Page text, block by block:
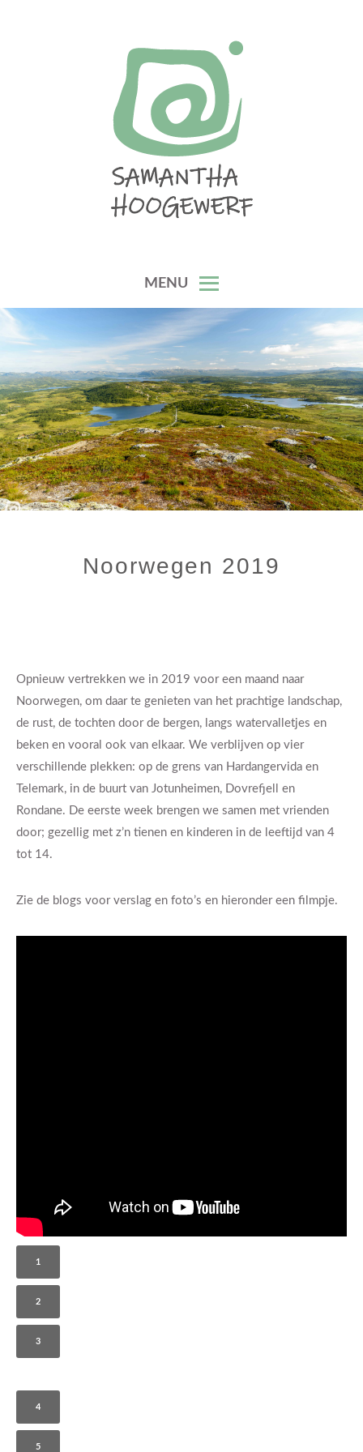
MENU
Noorwegen 2019
Opnieuw vertrekken we in 2019 voor een maand naar
Noorwegen, om daar te genieten van het prachtige landschap,
de rust, de tochten door de bergen, langs watervalletjes en
beken en vooral ook van elkaar. We verblijven op vier
verschillende plekken: op de grens van Hardangervida en
Telemark, in de buurt van Jotunheimen, Dovrefjell en
Rondane. De eerste week brengen we samen met vrienden
door; gezellig met z’n tienen en kinderen in de leeftijd van 4
tot 14.
Zie de blogs voor verslag en foto’s en hieronder een filmpje.
1
2
3
4
5